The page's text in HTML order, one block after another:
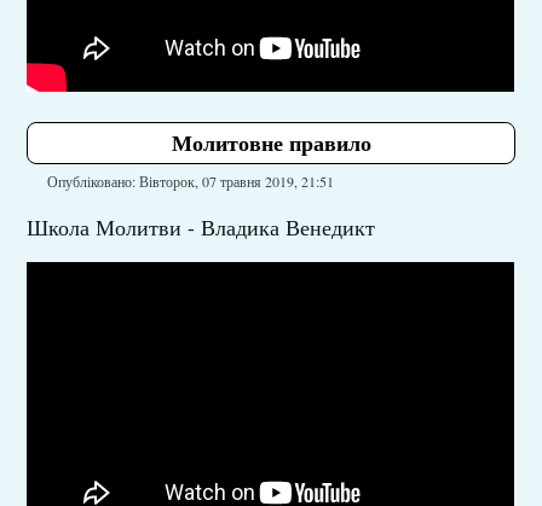
Молитовне правило
Опубліковано: Вівторок, 07 травня 2019, 21:51
Школа Молитви - Владика Венедикт